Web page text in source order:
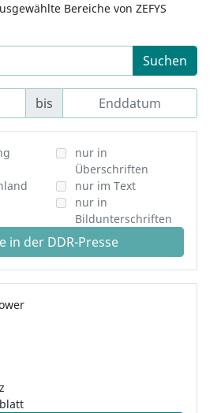
Bereiche von ZEFYS
Suchen
bis
nur in
Überschriften
nur im Text
nur in
Bildunterschriften
in der DDR-Presse